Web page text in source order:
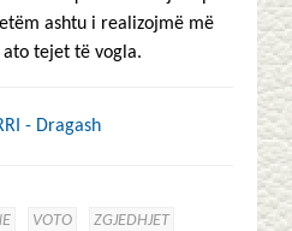
ashtu i realizojmë më
tejet të vogla.
- Dragash
VOTO ZGJEDHJET